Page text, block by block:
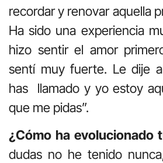
recordar y renovar aquella
Ha sido una experiencia
hizo sentir el amor
sentí muy fuerte. Le dije
has
llamado y yo estoy
que me pidas”.
¿Cómo ha evolucionado
dudas no he tenido